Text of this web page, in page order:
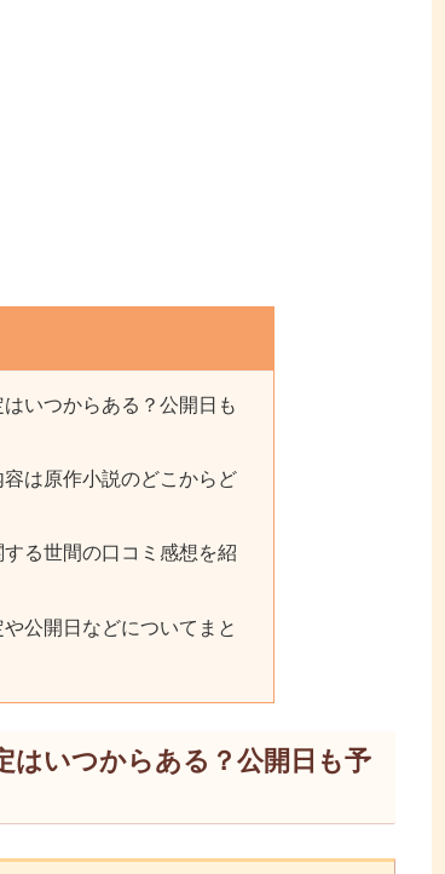
いつからある？公開日も
は原作小説のどこからど
る世間の口コミ感想を紹
公開日などについてまと
はいつからある？公開日も予